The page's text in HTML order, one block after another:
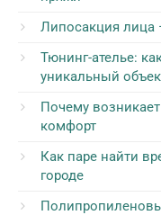
Липосакция лица
Тюнинг-ателье:
уникальный
Почему
комфорт
Как паре найти
городе